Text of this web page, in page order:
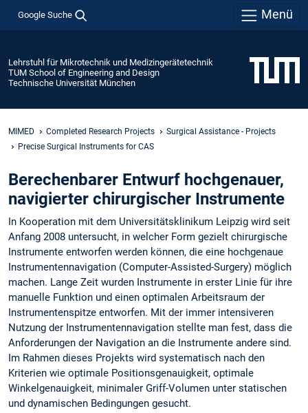
Google Suche Menü
Lehrstuhl für Mikrotechnik und Medizingerätetechnik
TUM School of Engineering and Design
Technische Universität München
MIMED Completed Research Projects
Surgical Assistance - Projects
Precise Surgical Instruments for CAS
Berechenbarer Entwurf hochgenauer,
navigierter chirurgischer Instrumente
In Kooperation mit dem Universitätsklinikum Leipzig wird seit
Anfang 2008 untersucht, in welcher Form gezielt chirurgische
Instrumente entworfen werden können, die eine hochgenaue
Instrumentennavigation (Computer-Assisted-Surgery) möglich
machen. Lange Zeit wurden Instrumente in erster Linie für ihre
manuelle Funktion und einen optimalen Arbeitsraum der
Instrumentenspitze entworfen. Mit der immer intensiveren
Nutzung der Instrumentennavigation stellte man fest, dass die
Anforderungen der Navigation an die Instrumente andere sind.
Im Rahmen dieses Projekts wird systematisch nach den
Kriterien wie optimale Positionsgenauigkeit, optimale
Winkelgenauigkeit, minimaler Griff-Volumen unter statischen
und dynamischen Bedingungen gesucht.